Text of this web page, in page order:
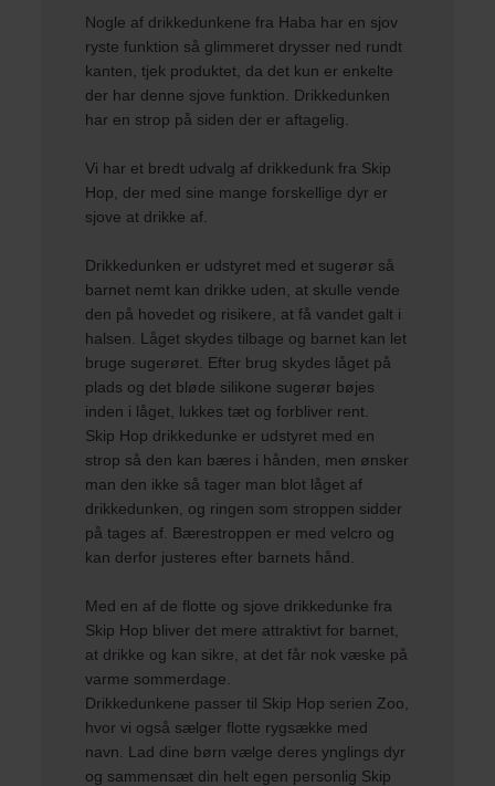
Nogle af drikkedunkene fra Haba har en sjov
ryste funktion så glimmeret drysser ned rundt
kanten, tjek produktet, da det kun er enkelte
der har denne sjove funktion. Drikkedunken
har en strop på siden der er aftagelig.
Vi har et bredt udvalg af drikkedunk fra Skip
Hop , der med sine mange forskellige dyr er
sjove at drikke af.
Drikkedunken er udstyret med et sugerør så
barnet nemt kan drikke uden, at skulle vende
den på hovedet og risikere, at få vandet galt i
halsen. Låget skydes tilbage og barnet kan let
bruge sugerøret. Efter brug skydes låget på
plads og det bløde silikone sugerør bøjes
inden i låget, lukkes tæt og forbliver rent.
Skip Hop drikkedunke er udstyret med en
strop så den kan bæres i hånden, men ønsker
man den ikke så tager man blot låget af
drikkedunken, og ringen som stroppen sidder
på tages af. Bærestroppen er med velcro og
kan derfor justeres efter barnets hånd.
Med en af de flotte og sjove drikkedunke fra
Skip Hop bliver det mere attraktivt for barnet,
at drikke og kan sikre, at det får nok væske på
varme sommerdage.
Drikkedunkene passer til Skip Hop serien Zoo,
hvor vi også sælger flotte rygsække med
navn . Lad dine børn vælge deres ynglings dyr
og sammensæt din helt egen personlig Skip